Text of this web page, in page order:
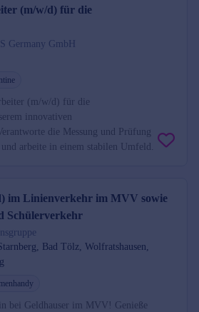
(m/w/d) für die
Germany GmbH
(m/w/d) für die
innovativen
die Messung und Prüfung
arbeite in einem stabilen Umfeld.
im Linienverkehr im MVV sowie
Schülerverkehr
Bad Tölz, Wolfratshausen,
bei Geldhauser im MVV! Genieße